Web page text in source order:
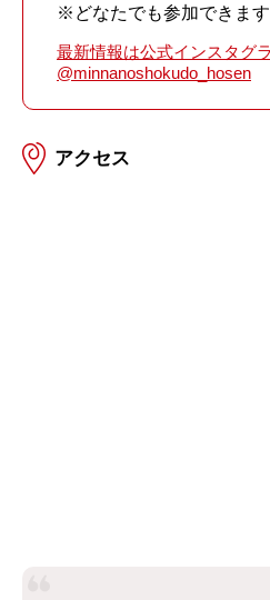
※どなたでも参加できます
最新情報は公式インスタグ
@minnanoshokudo_hosen
アクセス